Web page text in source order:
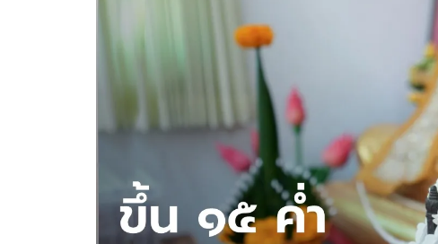
ติดตามสนุกโซเชียลได้ที่
บริษัท อิมเมจ ฟิวเจอร์ (ประเทศไทย) จำกัด